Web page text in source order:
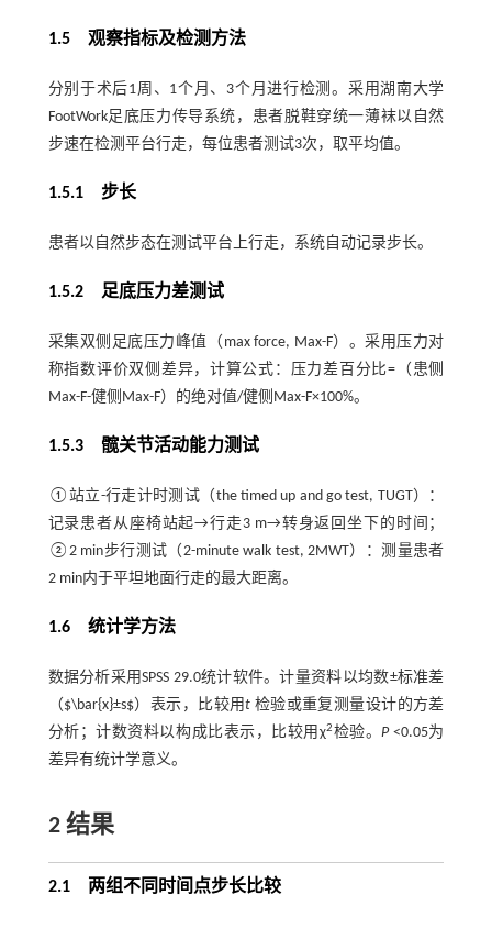
1.5 观察指标及检测方法
分别于术后1周、1个月、3个月进行检测。采用湖南大学
FootWork足底压力传导系统，患者脱鞋穿统一薄袜以自然
步速在检测平台行走，每位患者测试3次，取平均值。
1.5.1 步长
患者以自然步态在测试平台上行走，系统自动记录步长。
1.5.2 足底压力差测试
采集双侧足底压力峰值（max force, Max-F）。采用压力对
称指数评价双侧差异，计算公式：压力差百分比=（患侧
Max-F-健侧Max-F）的绝对值/健侧Max-F×100%。
1.5.3 髋关节活动能力测试
①站立-行走计时测试（the timed up and go test, TUGT）：
记录患者从座椅站起→行走3 m→转身返回坐下的时间；
②2 min步行测试（2-minute walk test, 2MWT）：测量患者
2 min内于平坦地面行走的最大距离。
1.6 统计学方法
数据分析采用SPSS 29.0统计软件。计量资料以均数±标准差
（$\bar{x}±s$）表示，比较用t 检验或重复测量设计的方差
分析；计数资料以构成比表示，比较用χ2检验。P<0.05为
差异有统计学意义。
2 结果
2.1 两组不同时间点步长比较